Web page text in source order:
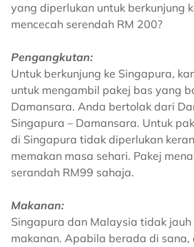
yang diperlukan untuk berkunjung
mencecah serendah RM 200?
Pengangkutan:
Untuk berkunjung ke Singapura,
untuk mengambil pakej bas yang
Damansara. Anda bertolak dari
Singapura – Damansara. Untuk
di Singapura tidak diperlukan
memakan masa sehari. Pakej
serandah RM99 sahaja.
Makanan:
Singapura dan Malaysia tidak
makanan. Apabila berada di sana,